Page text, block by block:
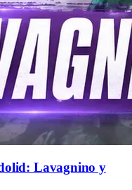
Lavagnino y